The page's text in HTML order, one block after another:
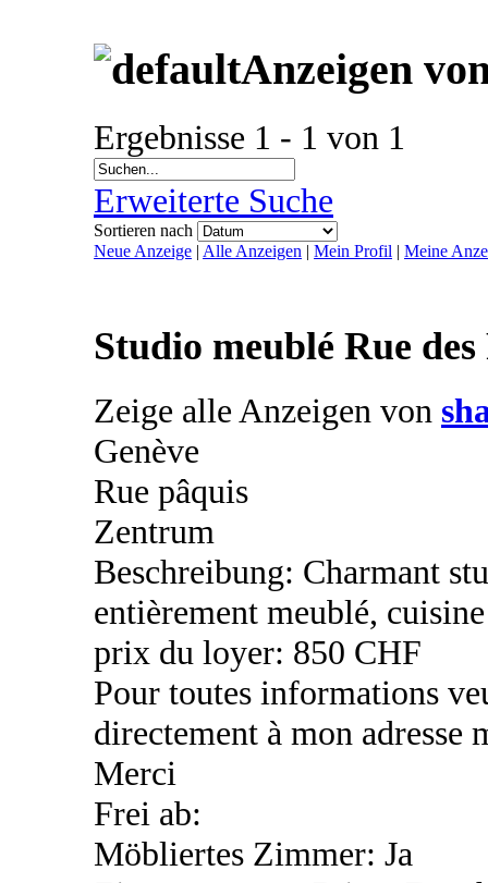
Anzeigen
Ergebnisse 1 - 1 von 1
Erweiterte Suche
Sortieren nach
Neue Anzeige | Alle Anzeigen | Mein Profil | Meine
Studio meublé Rue des
Zeige alle Anzeigen von
Genève
Rue pâquis
Zentrum
Beschreibung: Charmant
entièrement meublé,
prix du loyer: 850 CHF
Pour toutes informations
directement à mon adresse
Merci
Frei ab:
Möbliertes Zimmer: Ja